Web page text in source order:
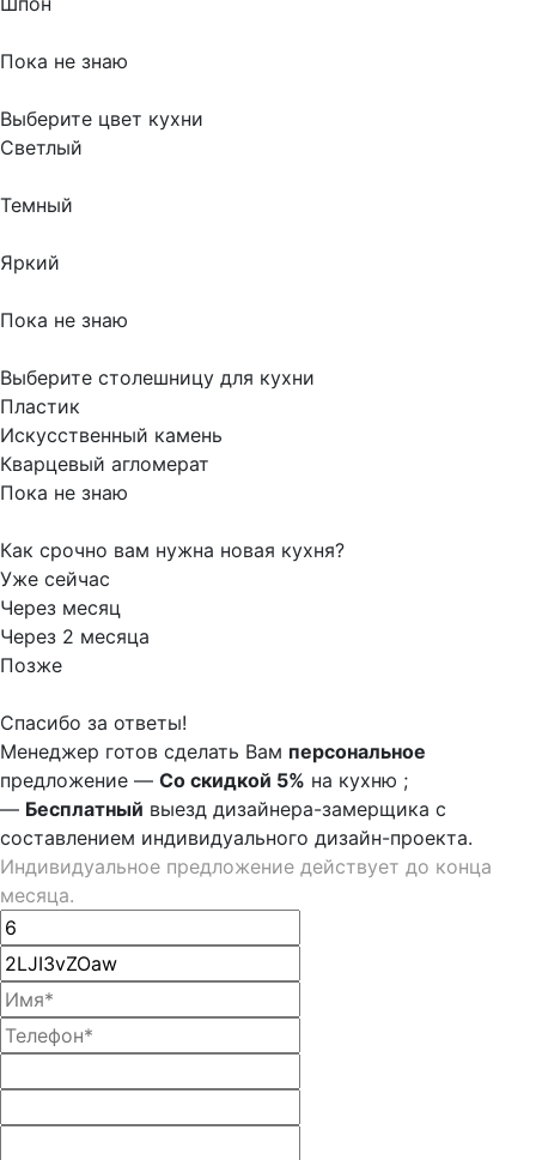
Пока не знаю
Выберите цвет кухни
Светлый
Темный
Яркий
Пока не знаю
Выберите столешницу для кухни
Пластик
Искусственный камень
Кварцевый агломерат
Пока не знаю
Как срочно вам нужна новая кухня?
Уже сейчас
Через месяц
Через 2 месяца
Позже
Спасибо за ответы!
Менеджер готов сделать Вам персональное
предложение — Со скидкой 5% на кухню ;
— Бесплатный выезд дизайнера-замерщика с
составлением индивидуального дизайн-проекта.
Индивидуальное предложение действует до конца
месяца.